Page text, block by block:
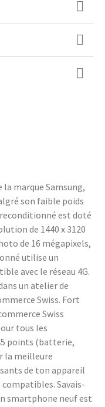
la marque Samsung,
son faible poids
reconditionné est doté
de 1440 x 3120
de 16 mégapixels,
utilise un
avec le réseau 4G.
un atelier de
Swiss. Fort
Swiss
tous les
points (batterie,
la meilleure
de ton appareil
Savais-
smartphone neuf est